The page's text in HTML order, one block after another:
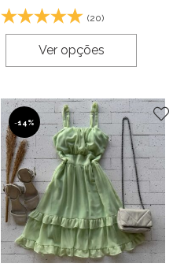
(20)
Ver opções
-14%